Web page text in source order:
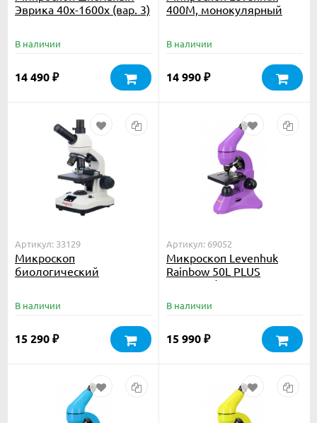
Эврика 40х-1600х (вар. 3)
В наличии
14 490 ₽
400M, монокулярный
В наличии
14 990 ₽
Артикул: 33129
Микроскоп
биологический
В наличии
15 290 ₽
Артикул: 69052
Микроскоп Levenhuk
Rainbow 50L PLUS
Amethyst\Аметист
В наличии
15 990 ₽